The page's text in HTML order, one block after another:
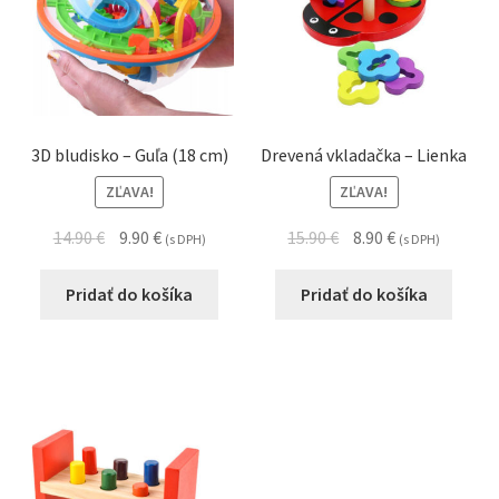
3D bludisko – Guľa (18 cm)
ZĽAVA!
14.90€ 9.90 € (s DPH)
Pridať do košíka
Drevená vkladačka – Lienka
ZĽAVA!
15.90€ 8.90€ (s DPH)
Pridať do košíka